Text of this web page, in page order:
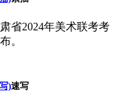
省2024年美术联考考
。
)速写